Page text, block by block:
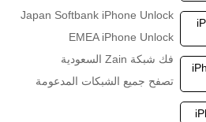
Japan Softbank iPhone Unlock
EMEA iPhone Unlock
فك شبكة Zain السعودية
تصفح جميع الشبكات المدعومة